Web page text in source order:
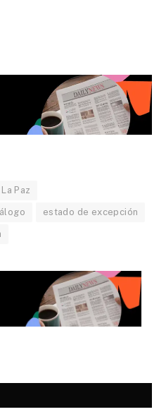
Paz
estado de excepción